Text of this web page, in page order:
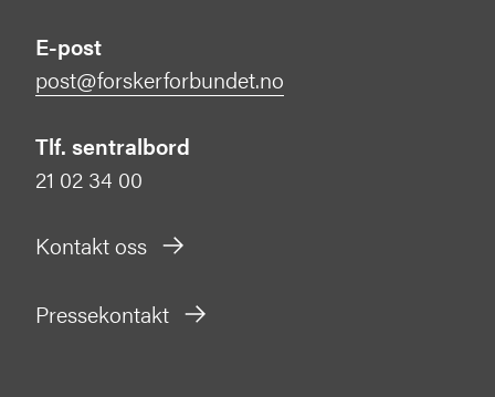
E-post
post@forskerforbundet.no
Tlf. sentralbord
21 02 34 00
Kontakt oss
Pressekontakt